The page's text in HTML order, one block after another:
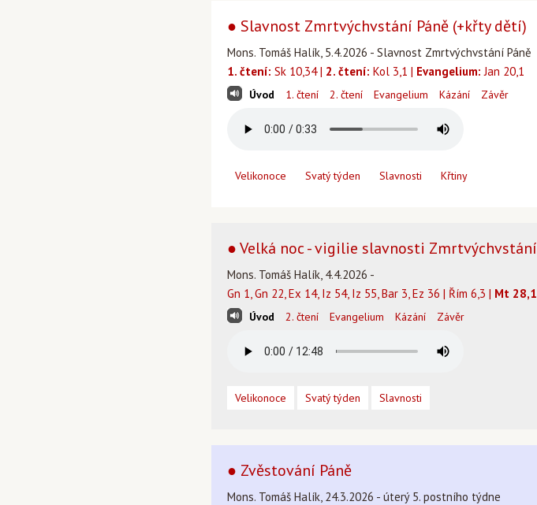
● Slavnost Zmrtvýchvstání Páně (+křty dětí)
Mons. Tomáš Halík, 5.4.2026 - Slavnost Zmrtvýchvstání Páně
1. čtení: Sk 10,34 | 2. čtení: Kol 3,1 | Evangelium: Jan 20,1
Úvod 1. čtení 2. čtení Evangelium Kázání Závěr
Velikonoce Svatý týden Slavnosti Křtiny
● Velká noc - vigilie slavnosti Zmrtvýchvstání
Mons. Tomáš Halík, 4.4.2026 -
Gn 1, Gn 22, Ex 14, Iz 54, Iz 55, Bar 3, Ez 36 | Řím 6,3 | Mt 28,1
Úvod 2. čtení Evangelium Kázání Závěr
Velikonoce Svatý týden Slavnosti
● Zvěstování Páně
Mons. Tomáš Halík, 24.3.2026 - úterý 5. postního týdne